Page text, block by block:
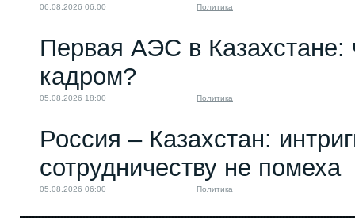
06.08.2026 06:00 Политика
Первая АЭС в Казахстане:
кадром?
05.08.2026 18:00 Политика
Россия – Казахстан:
сотрудничеству не помеха
05.08.2026 06:00 Политика